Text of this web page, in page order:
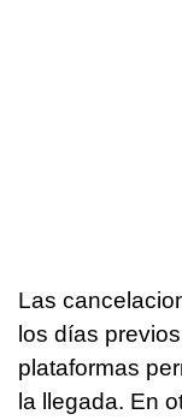
Las
los días
plataformas
la llegada. En